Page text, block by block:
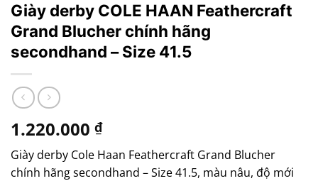
Giày derby COLE HAAN Feathercraft
Grand Blucher chính hãng
secondhand – Size 41.5
1.220.000 ₫
Giày derby Cole Haan Feathercraft Grand Blucher
chính hãng secondhand – Size 41.5, màu nâu, độ mới